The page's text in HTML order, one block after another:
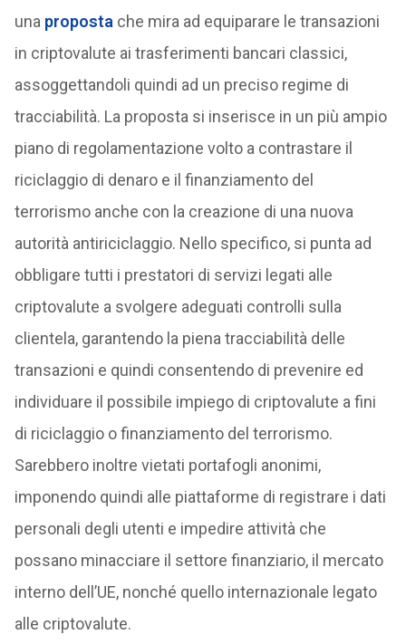
una proposta che mira ad equiparare le transazioni
in criptovalute ai trasferimenti bancari classici,
assoggettandoli quindi ad un preciso regime di
tracciabilità. La proposta si inserisce in un più ampio
piano di regolamentazione volto a contrastare il
riciclaggio di denaro e il finanziamento del
terrorismo anche con la creazione di una nuova
autorità antiriciclaggio. Nello specifico, si punta ad
obbligare tutti i prestatori di servizi legati alle
criptovalute a svolgere adeguati controlli sulla
clientela, garantendo la piena tracciabilità delle
transazioni e quindi consentendo di prevenire ed
individuare il possibile impiego di criptovalute a fini
di riciclaggio o finanziamento del terrorismo.
Sarebbero inoltre vietati portafogli anonimi,
imponendo quindi alle piattaforme di registrare i dati
personali degli utenti e impedire attività che
possano minacciare il settore finanziario, il mercato
interno dell’UE, nonché quello internazionale legato
alle criptovalute.